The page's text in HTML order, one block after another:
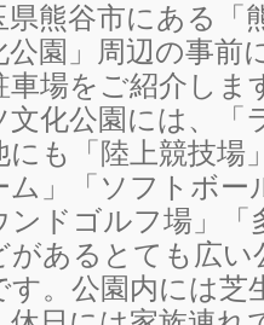
県熊谷市にある「
公園」周辺の事前
車場をご紹介しま
文化公園には、「
にも「陸上競技場
ム」「ソフトボー
ンドゴルフ場」「
があるとても広い
す。公園内には芝